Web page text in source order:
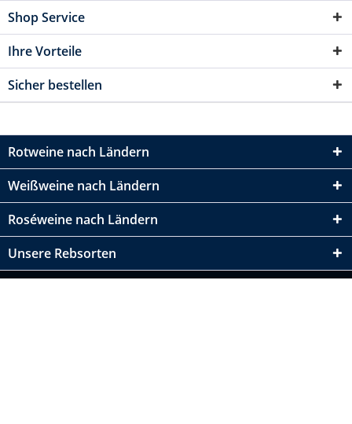
Shop Service
Ihre Vorteile
Sicher bestellen
Rotweine nach Ländern
Weißweine nach Ländern
Roséweine nach Ländern
Unsere Rebsorten